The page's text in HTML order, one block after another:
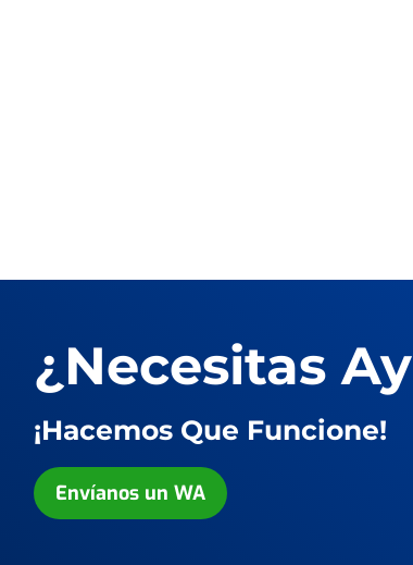
¿Necesitas
¡Hacemos Que Funcione!
Envíanos un WA